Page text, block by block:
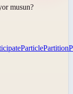
musun?
ParticlePartition